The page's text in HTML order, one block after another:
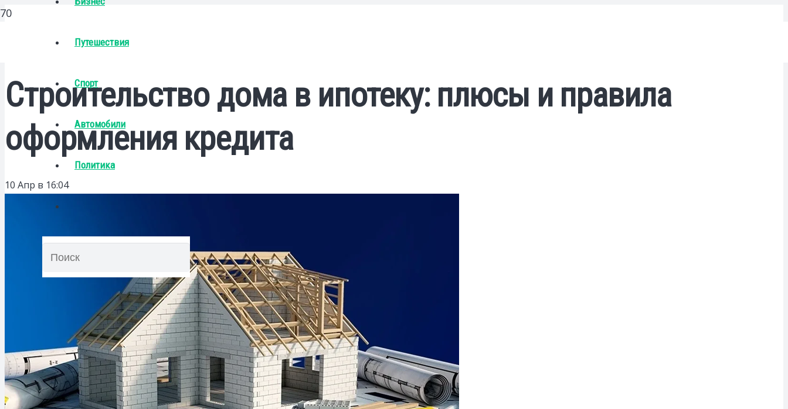
Путешествия
Спорт
Автомобили
Политика
Строительство дома в ипотеку: плюсы и правила
оформления кредита
10 Апр в 16:04